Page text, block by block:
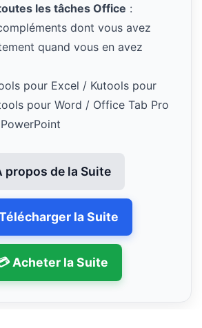
les tâches Office :
dont vous avez
quand vous en avez
pour Excel / Kutools pour
pour Word / Office Tab Pro
propos de la Suite
la Suite
Acheter la Suite